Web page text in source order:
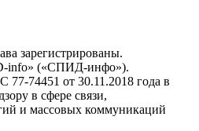
зарегистрированы.
info» («СПИД-инфо»).
74451 от 30.11.2018 года в
в сфере связи,
и массовых коммуникаций